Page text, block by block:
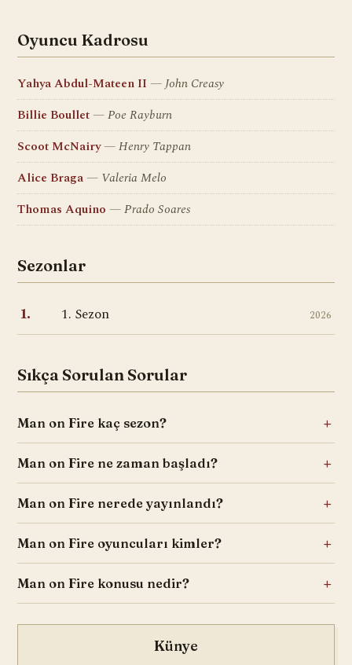
Oyuncu Kadrosu
Yahya Abdul-Mateen II
John Creasy
Billie Boullet
Poe Rayburn
Scoot McNairy
Henry Tappan
Alice Braga
Valeria Melo
Thomas Aquino
Prado Soares
Sezonlar
1. 1. Sezon 2026
Sıkça Sorulan Sorular
Man on Fire kaç sezon?
Man on Fire ne zaman başladı?
Man on Fire nerede yayınlandı?
Man on Fire oyuncuları kimler?
Man on Fire konusu nedir?
Künye